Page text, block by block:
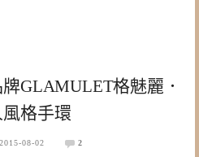
GLAMULET格魅麗．
格手環
2015-08-02 2